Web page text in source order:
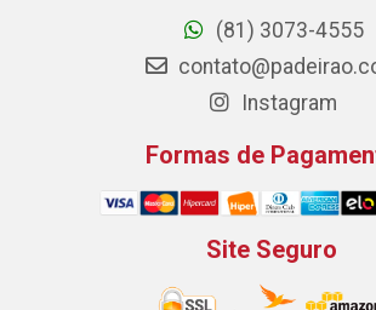
(81) 3073-4555
Instagram
Formas de
Site Seguro